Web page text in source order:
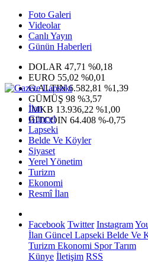
Foto Galeri
Videolar
Canlı Yayın
Günün Haberleri
DOLAR 47,71 %0,18
EURO 55,02 %0,01
G.ALTIN6.582,81 %1,39
GÜMÜŞ 98 %3,57
IMKB 13.936,22 %1,00
BITCOIN 64.408 %-0,75
İlan
Güncel
Lapseki
Belde Ve Köyler
Siyaset
Yerel Yönetim
Turizm
Ekonomi
Resmî İlan
Facebook Twitter Instagram
İlan Güncel Lapseki Belde Ve
Turizm Ekonomi SporTarım
Künye İletişim RSS